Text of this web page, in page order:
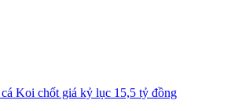
Koi chốt giá kỷ lục 15,5 tỷ đồng